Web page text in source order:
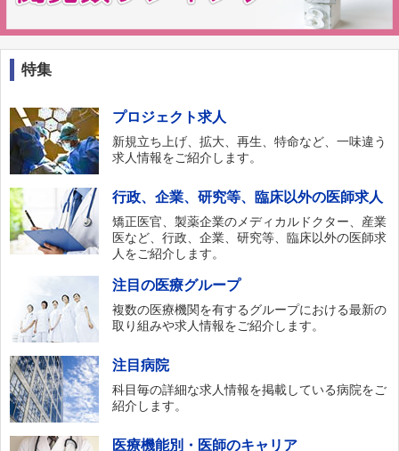
特集
プロジェクト求人
新規立ち上げ、拡大、再生、特命など、一味違う
求人情報をご紹介します。
行政、企業、研究等、臨床以外の医師求人
矯正医官、製薬企業のメディカルドクター、産業
医など、行政、企業、研究等、臨床以外の医師求
人をご紹介します。
注目の医療グループ
複数の医療機関を有するグループにおける最新の
取り組みや求人情報をご紹介します。
注目病院
科目毎の詳細な求人情報を掲載している病院をご
紹介します。
医療機能別・医師のキャリア